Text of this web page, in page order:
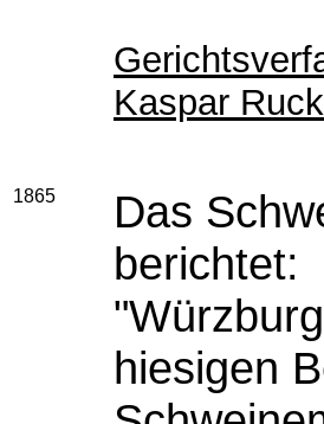
Kaspar
1865
Das
berichtet:
hiesigen